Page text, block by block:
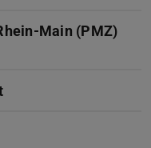
Main (PMZ)